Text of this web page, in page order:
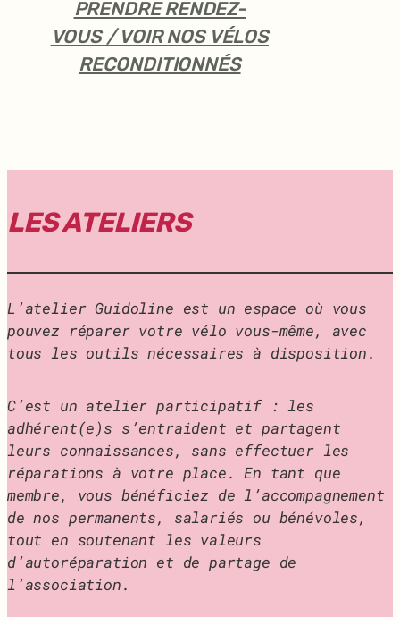
PRENDRE RENDEZ-
VOUS / VOIR NOS VÉLOS
RECONDITIONNÉS
LES ATELIERS
L’atelier Guidoline est un espace où vous
pouvez réparer votre vélo vous-même, avec
tous les outils nécessaires à disposition.
C’est un atelier participatif : les
adhérent(e)s s’entraident et partagent
leurs connaissances, sans effectuer les
réparations à votre place. En tant que
membre, vous bénéficiez de l’accompagnement
de nos permanents, salariés ou bénévoles,
tout en soutenant les valeurs
d’autoréparation et de partage de
l’association.